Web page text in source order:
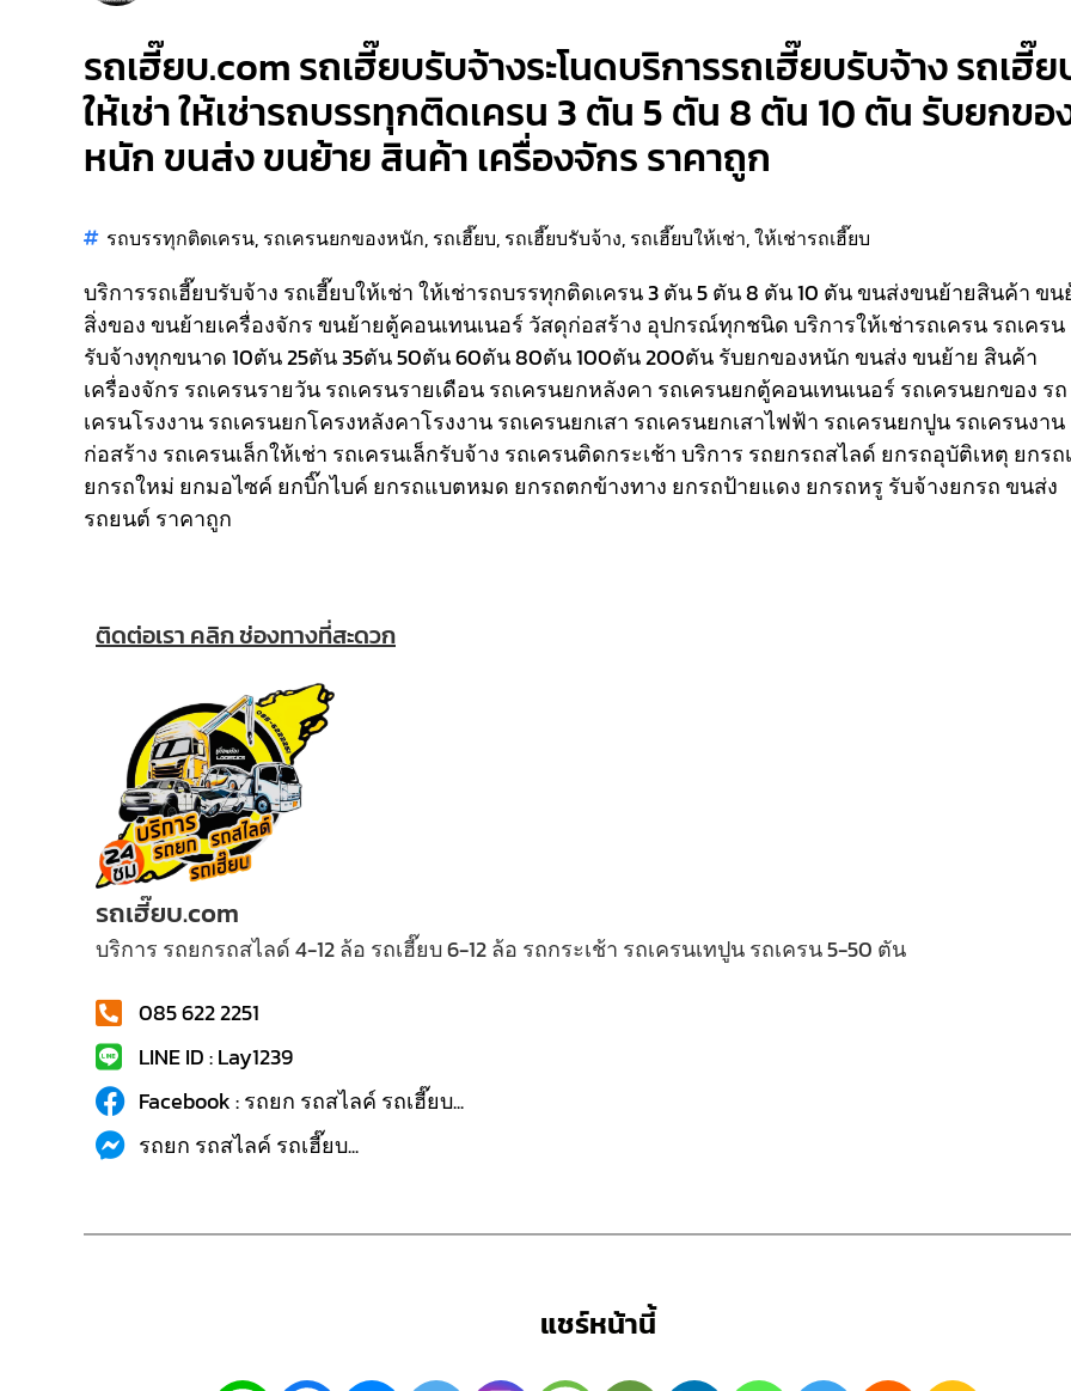
รถเฮี๊ยบ.com รถเฮี๊ยบรับจ้างระโนดบริการรถเฮี๊ยบรับจ้าง รถเฮี๊ย
ให้เช่า ให้เช่ารถบรรทุกติดเครน 3 ตัน 5 ตัน 8 ตัน 10 ตัน รับยกขอ
หนัก ขนส่ง ขนย้าย สินค้า เครื่องจักร ราคาถูก
รถบรรทุกติดเครน, รถเครนยกของหนัก, รถเฮี๊ยบ, รถเฮี๊ยบรับจ้าง, รถเฮี๊ยบให้เช่า,ให้เช่ารถเฮี๊ยบ
บริการรถเฮี๊ยบรับจ้าง รถเฮี๊ยบให้เช่า ให้เช่ารถบรรทุกติดเครน 3 ตัน 5 ตัน 8 ตัน 10 ตัน ขนส่งขนย้ายสินค้า ขน
สิ่งของ ขนย้ายเครื่องจักร ขนย้ายตู้คอนเทนเนอร์ วัสดุก่อสร้าง อุปกรณ์ทุกชนิดบริการให้เช่ารถเครน รถเครน
รับจ้างทุกขนาด 10ตัน 25ตัน 35ตัน 50ตัน 60ตัน 80ตัน 100ตัน 200ตัน รับยกของหนัก ขนส่ง ขนย้าย สินค้า
เครื่องจักร รถเครนรายวัน รถเครนรายเดือน รถเครนยกหลังคา รถเครนยกตู้คอนเทนเนอร์ รถเครนยกของ รถ
เครนโรงงาน รถเครนยกโครงหลังคาโรงงาน รถเครนยกเสา รถเครนยกเสาไฟฟ้า รถเครนยกปูน รถเครนงาน
ก่อสร้าง รถเครนเล็กให้เช่า รถเครนเล็กรับจ้าง รถเครนติดกระเช้าบริการ รถยกรถสไลด์ ยกรถอุบัติเหตุ ยกรถ
ยกรถใหม่ ยกมอไซค์ ยกบิ๊กไบค์ ยกรถแบตหมด ยกรถตกข้างทาง ยกรถป้ายแดง ยกรถหรู รับจ้างยกรถ ขนส่ง
รถยนต์ ราคาถูก
ติดต่อเรา คลิก ช่องทางที่สะดวก
รถเฮี๊ยบ.com
บริการ รถยกรถสไลด์ 4-12 ล้อ รถเฮี๊ยบ 6-12 ล้อ รถกระเช้า รถเครนเทปูน รถเครน 5-50 ตัน
085 622 2251
LINE ID : Lay1239
Facebook : รถยก รถสไลค์ รถเฮี๊ยบ...
รถยก รถสไลค์ รถเฮี๊ยบ...
แชร์หน้านี้